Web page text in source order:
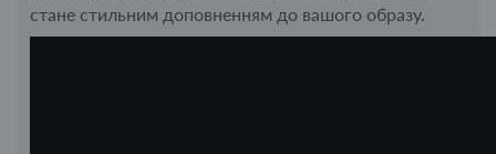
стане стильним доповненням до вашого образу.